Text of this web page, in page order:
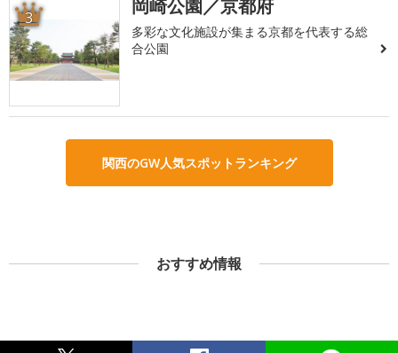
3 岡崎公園／京都府
多彩な文化施設が集まる京都を代表する総
合公園
関西のGW人気スポットランキング
おすすめ情報